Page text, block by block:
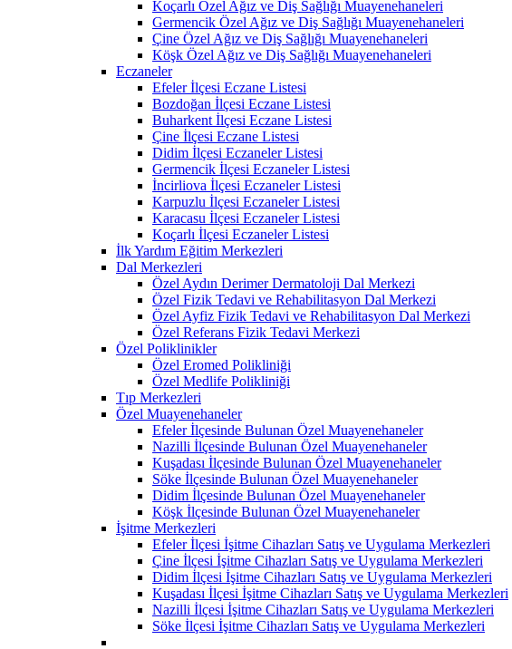
Koçarlı Özel Ağız ve Diş Sağlığı Muayenehaneleri
Germencik Özel Ağız ve Diş Sağlığı Muayenehaneleri
Çine Özel Ağız ve Diş Sağlığı Muayenehaneleri
Köşk Özel Ağız ve Diş Sağlığı Muayenehaneleri
Eczaneler
Efeler İlçesi Eczane Listesi
Bozdoğan İlçesi Eczane Listesi
Buharkent İlçesi Eczane Listesi
Çine İlçesi Eczane Listesi
Didim İlçesi Eczaneler Listesi
Germencik İlçesi Eczaneler Listesi
İncirliova İlçesi Eczaneler Listesi
Karpuzlu İlçesi Eczaneler Listesi
Karacasu İlçesi Eczaneler Listesi
Koçarlı İlçesi Eczaneler Listesi
İlk Yardım Eğitim Merkezleri
Dal Merkezleri
Özel Aydın Derimer Dermatoloji Dal Merkezi
Özel Fizik Tedavi ve Rehabilitasyon Dal Merkezi
Özel Ayfiz Fizik Tedavi ve Rehabilitasyon Dal Merkezi
Özel Referans Fizik Tedavi Merkezi
Özel Poliklinikler
Özel Eromed Polikliniği
Özel Medlife Polikliniği
Tıp Merkezleri
Özel Muayenehaneler
Efeler İlçesinde Bulunan Özel Muayenehaneler
Nazilli İlçesinde Bulunan Özel Muayenehaneler
Kuşadası İlçesinde Bulunan Özel Muayenehaneler
Söke İlçesinde Bulunan Özel Muayenehaneler
Didim İlçesinde Bulunan Özel Muayenehaneler
Köşk İlçesinde Bulunan Özel Muayenehaneler
İşitme Merkezleri
Efeler İlçesi İşitme Cihazları Satış ve Uygulama Merkezleri
Çine İlçesi İşitme Cihazları Satış ve Uygulama Merkezleri
Didim İlçesi İşitme Cihazları Satış ve Uygulama Merkezleri
Kuşadası İlçesi İşitme Cihazları Satış ve Uygulama Merkezleri
Nazilli İlçesi İşitme Cihazları Satış ve Uygulama Merkezleri
Söke İlçesi İşitme Cihazları Satış ve Uygulama Merkezleri